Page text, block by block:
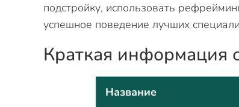
подстройку, использовать
успешное поведение лучших
Краткая информация
Название